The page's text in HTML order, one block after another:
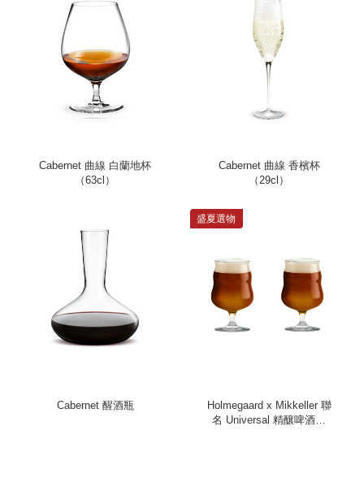
Cabernet 曲線 白蘭地杯
（63cl）
Cabernet 曲線 香檳杯
（29cl）
Cabernet 醒酒瓶
盛夏選物
Holmegaard x Mikkeller 聯
名 Universal 精釀啤酒杯